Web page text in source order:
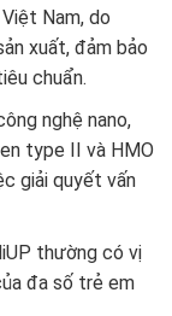
Nam, do
xuất, đảm bảo
chuẩn.
nghệ nano,
type II và HMO
giải quyết vấn
thường có vị
đa số trẻ em